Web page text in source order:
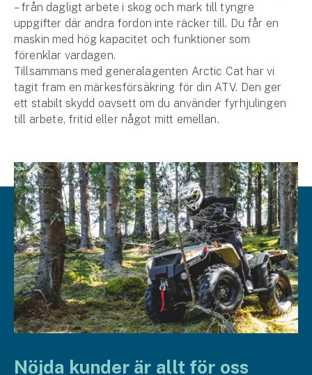
Försäkring via förmedlare
Se alla försäkringar
– från dagligt arbete i skog och mark till tyngre
uppgifter där andra fordon inte räcker till. Du får en
maskin med hög kapacitet och funktioner som
förenklar vardagen.
Tillsammans med generalagenten Arctic Cat har vi
tagit fram en märkesförsäkring för din ATV. Den ger
ett stabilt skydd oavsett om du använder fyrhjulingen
till arbete, fritid eller något mitt emellan.
Nöjda kunder är allt för oss